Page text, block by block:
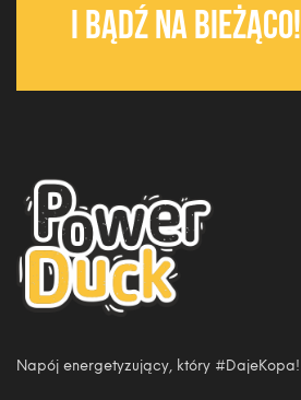
i bądź na bieżąco!
Napój energetyzujący, który #DajeKopa!